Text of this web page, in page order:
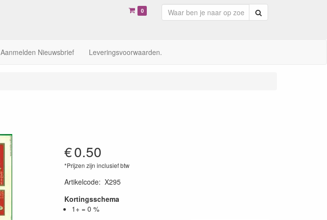
0
Aanmelden Nieuwsbrief Leveringsvoorwaarden.
€0.50
*Prijzen zijn inclusief btw
Artikelcode: X295
Kortingsschema
1+ = 0 %